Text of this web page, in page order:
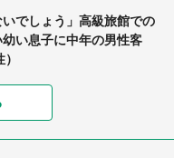
いでしょう」高級旅館での
い息子に中年の男性客
店頭駄々こね〟の内容に1.
り場ならまだしも...」「ハ